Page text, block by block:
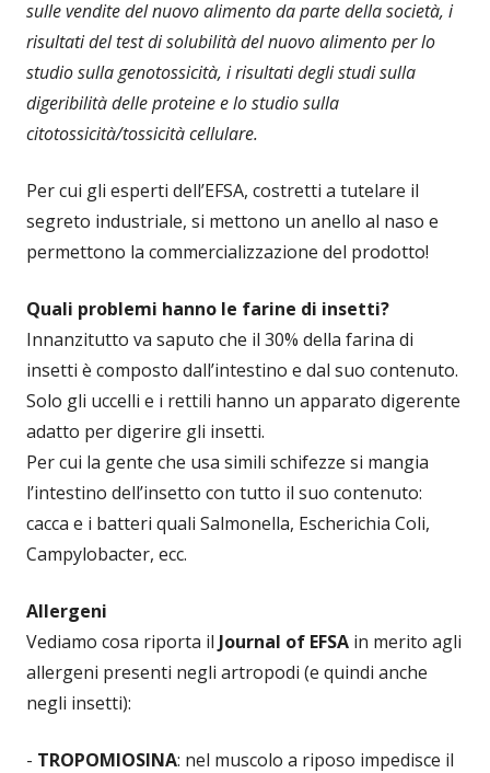
sulle vendite del nuovo alimento da parte della società, i
risultati del test di solubilità del nuovo alimento per lo
studio sulla genotossicità, i risultati degli studi sulla
digeribilità delle proteine e lo studio sulla
citotossicità/tossicità cellulare.
Per cui gli esperti dell’EFSA, costretti a tutelare il
segreto industriale, si mettono un anello al naso e
permettono la commercializzazione del prodotto!
Quali problemi hanno le farine di insetti?
Innanzitutto va saputo che il 30% della farina di
insetti è composto dall’intestino e dal suo contenuto.
Solo gli uccelli e i rettili hanno un apparato digerente
adatto per digerire gli insetti.
Per cui la gente che usa simili schifezze si mangia
l’intestino dell’insetto con tutto il suo contenuto:
cacca e i batteri quali Salmonella, Escherichia Coli,
Campylobacter, ecc.
Allergeni
Vediamo cosa riporta il Journal of EFSA in merito agli
allergeni presenti negli artropodi (e quindi anche
negli insetti):
- TROPOMIOSINA: nel muscolo a riposo impedisce il